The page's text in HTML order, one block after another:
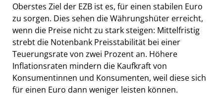
Oberstes Ziel der EZB ist es, für einen stabilen Euro
zu sorgen. Dies sehen die Währungshüter erreicht,
wenn die Preise nicht zu stark steigen: Mittelfristig
strebt die Notenbank Preisstabilität bei einer
Teuerungsrate von zwei Prozent an. Höhere
Inflationsraten mindern die Kaufkraft von
Konsumentinnen und Konsumenten, weil diese sich
für einen Euro dann weniger leisten können.